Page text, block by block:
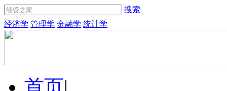
搜索
经济学 管理学 金融学 统计学